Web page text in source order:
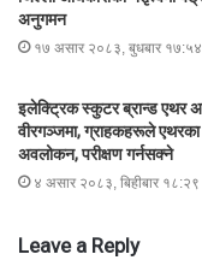
अनुगमन
१७ असार २०८३, बुधबार १७:५४
इलेक्ट्रिक स्कुटर ब्रान्ड एथर
वीरगञ्जमा, ग्राहकहरूले
अवलोकन, परीक्षण गर्नसक्ने
४ असार २०८३, बिहीबार १८:२९
Leave a Reply